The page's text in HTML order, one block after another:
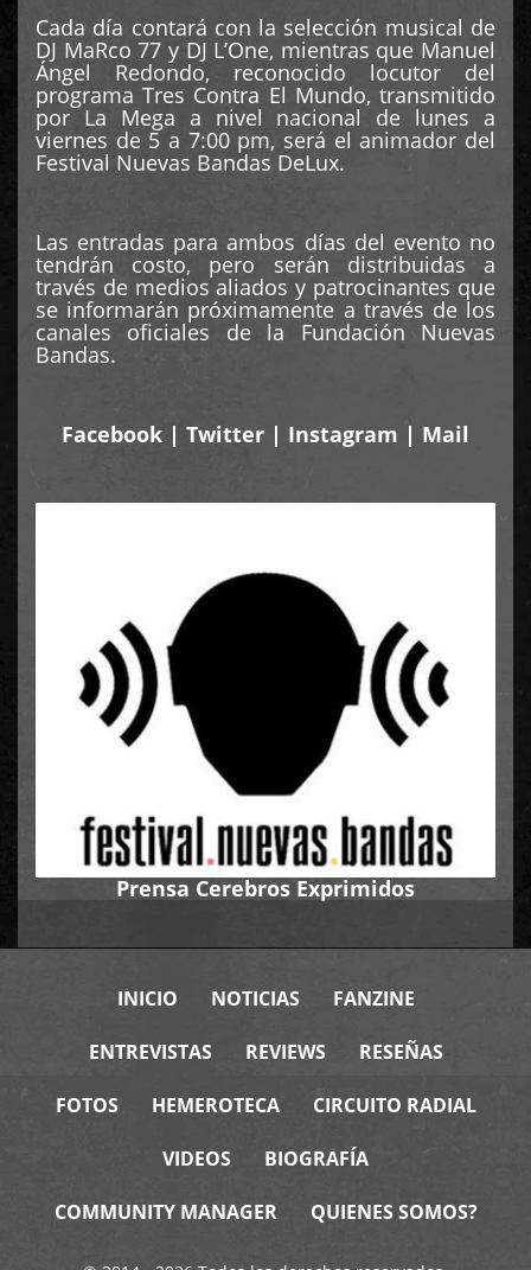
Cada día contará con la selección musical de
DJ MaRco 77 y DJ L’One, mientras que Manuel
Ángel Redondo, reconocido locutor del
programa Tres Contra El Mundo, transmitido
por La Mega a nivel nacional de lunes a
viernes de 5 a 7:00 pm, será el animador del
Festival Nuevas Bandas DeLux.
Las entradas para ambos días del evento no
tendrán costo, pero serán distribuidas a
través de medios aliados y patrocinantes que
se informarán próximamente a través de los
canales oficiales de la Fundación Nuevas
Bandas.
Facebook | Twitter | Instagram | Mail
Prensa Cerebros Exprimidos
INICIO NOTICIAS FANZINE
ENTREVISTAS REVIEWS RESEÑAS
FOTOS HEMEROTECA CIRCUITO RADIAL
VIDEOS BIOGRAFÍA
COMMUNITY MANAGER QUIENES SOMOS?